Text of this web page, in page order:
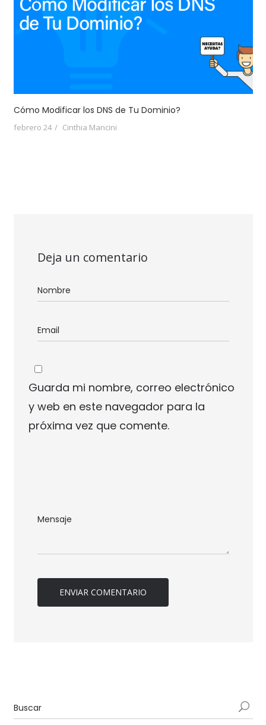
Cómo Modificar los DNS de Tu Dominio?
febrero 24 Cinthia Mancini
Deja un comentario
Guarda mi nombre, correo electrónico
y web en este navegador para la
próxima vez que comente.